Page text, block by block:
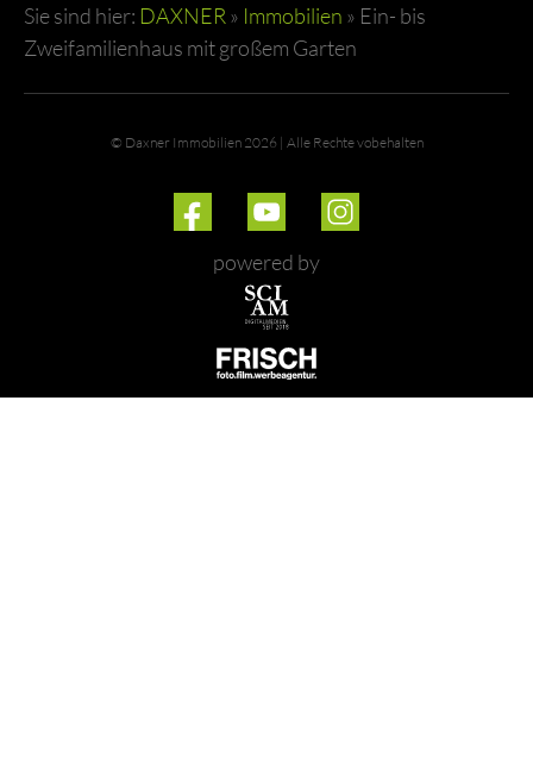
Sie sind hier: DAXNER » Immobilien » Ein- bis
Zweifamilienhaus mit großem Garten
© Daxner Immobilien 2026 | Alle Rechte vobehalten
powered by